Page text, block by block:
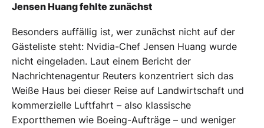
Jensen Huang fehlte zunächst
Besonders auffällig ist, wer zunächst nicht auf der
Gästeliste steht: Nvidia-Chef Jensen Huang wurde
nicht eingeladen. Laut einem Bericht der
Nachrichtenagentur Reuters konzentriert sich das
Weiße Haus bei dieser Reise auf Landwirtschaft und
kommerzielle Luftfahrt – also klassische
Exportthemen wie Boeing-Aufträge – und weniger